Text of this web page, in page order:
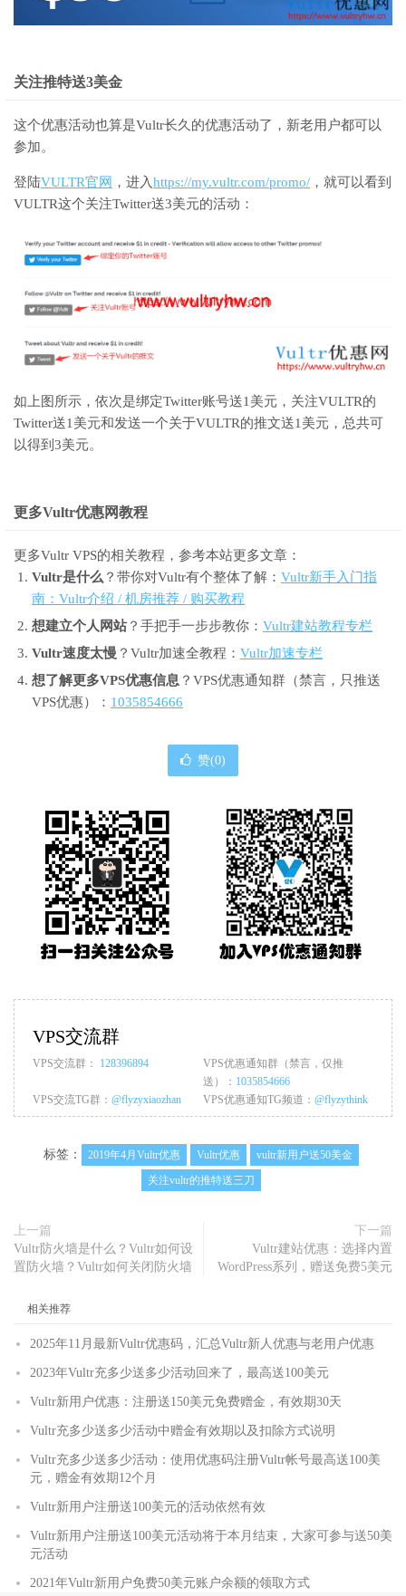
关注推特送3美金
这个优惠活动也算是Vultr长久的优惠活动了，新老用户都可以
参加。
登陆VULTR官网 ，进入https://my.vultr.com/promo/ ，就可以看到
VULTR这个关注Twitter送3美元的活动：
如上图所示，依次是绑定Twitter账号送1美元，关注VULTR的
Twitter送1美元和发送一个关于VULTR的推文送1美元，总共可
以得到3美元。
更多Vultr优惠网教程
更多Vultr VPS的相关教程，参考本站更多文章：
Vultr是什么 ？带你对Vultr有个整体了解： Vultr新手入门指
南：Vultr介绍 / 机房推荐 / 购买教程
想建立个人网站？手把手一步步教你： Vultr建站教程专栏
Vultr速度太慢 ？Vultr加速全教程： Vultr加速专栏
想了解更多VPS优惠信息 ？VPS优惠通知群（禁言，只推送
VPS优惠）： 1035854666
赞(0)
VPS交流群
VPS交流群： 128396894
VPS优惠通知群（禁言，仅推
送）： 1035854666
VPS交流TG群： @flyzyxiaozhan VPS优惠通知TG频道： @flyzythink
标签： 2019年4月Vultr优惠 Vultr优惠
vultr新用户送50美金
关注vultr的推特送三刀
上一篇
Vultr防火墙是什么？Vultr如何设
置防火墙？Vultr如何关闭防火墙
下一篇
Vultr建站优惠：选择内置
WordPress系列，赠送免费5美元
相关推荐
2025年11月最新Vultr优惠码，汇总Vultr新人优惠与老用户优惠
2023年Vultr充多少送多少活动回来了，最高送100美元
Vultr新用户优惠：注册送150美元免费赠金，有效期30天
Vultr充多少送多少活动中赠金有效期以及扣除方式说明
Vultr充多少送多少活动：使用优惠码注册Vultr帐号最高送100美
元，赠金有效期12个月
Vultr新用户注册送100美元的活动依然有效
Vultr新用户注册送100美元活动将于本月结束，大家可参与送50美
元活动
2021年Vultr新用户免费50美元账户余额的领取方式